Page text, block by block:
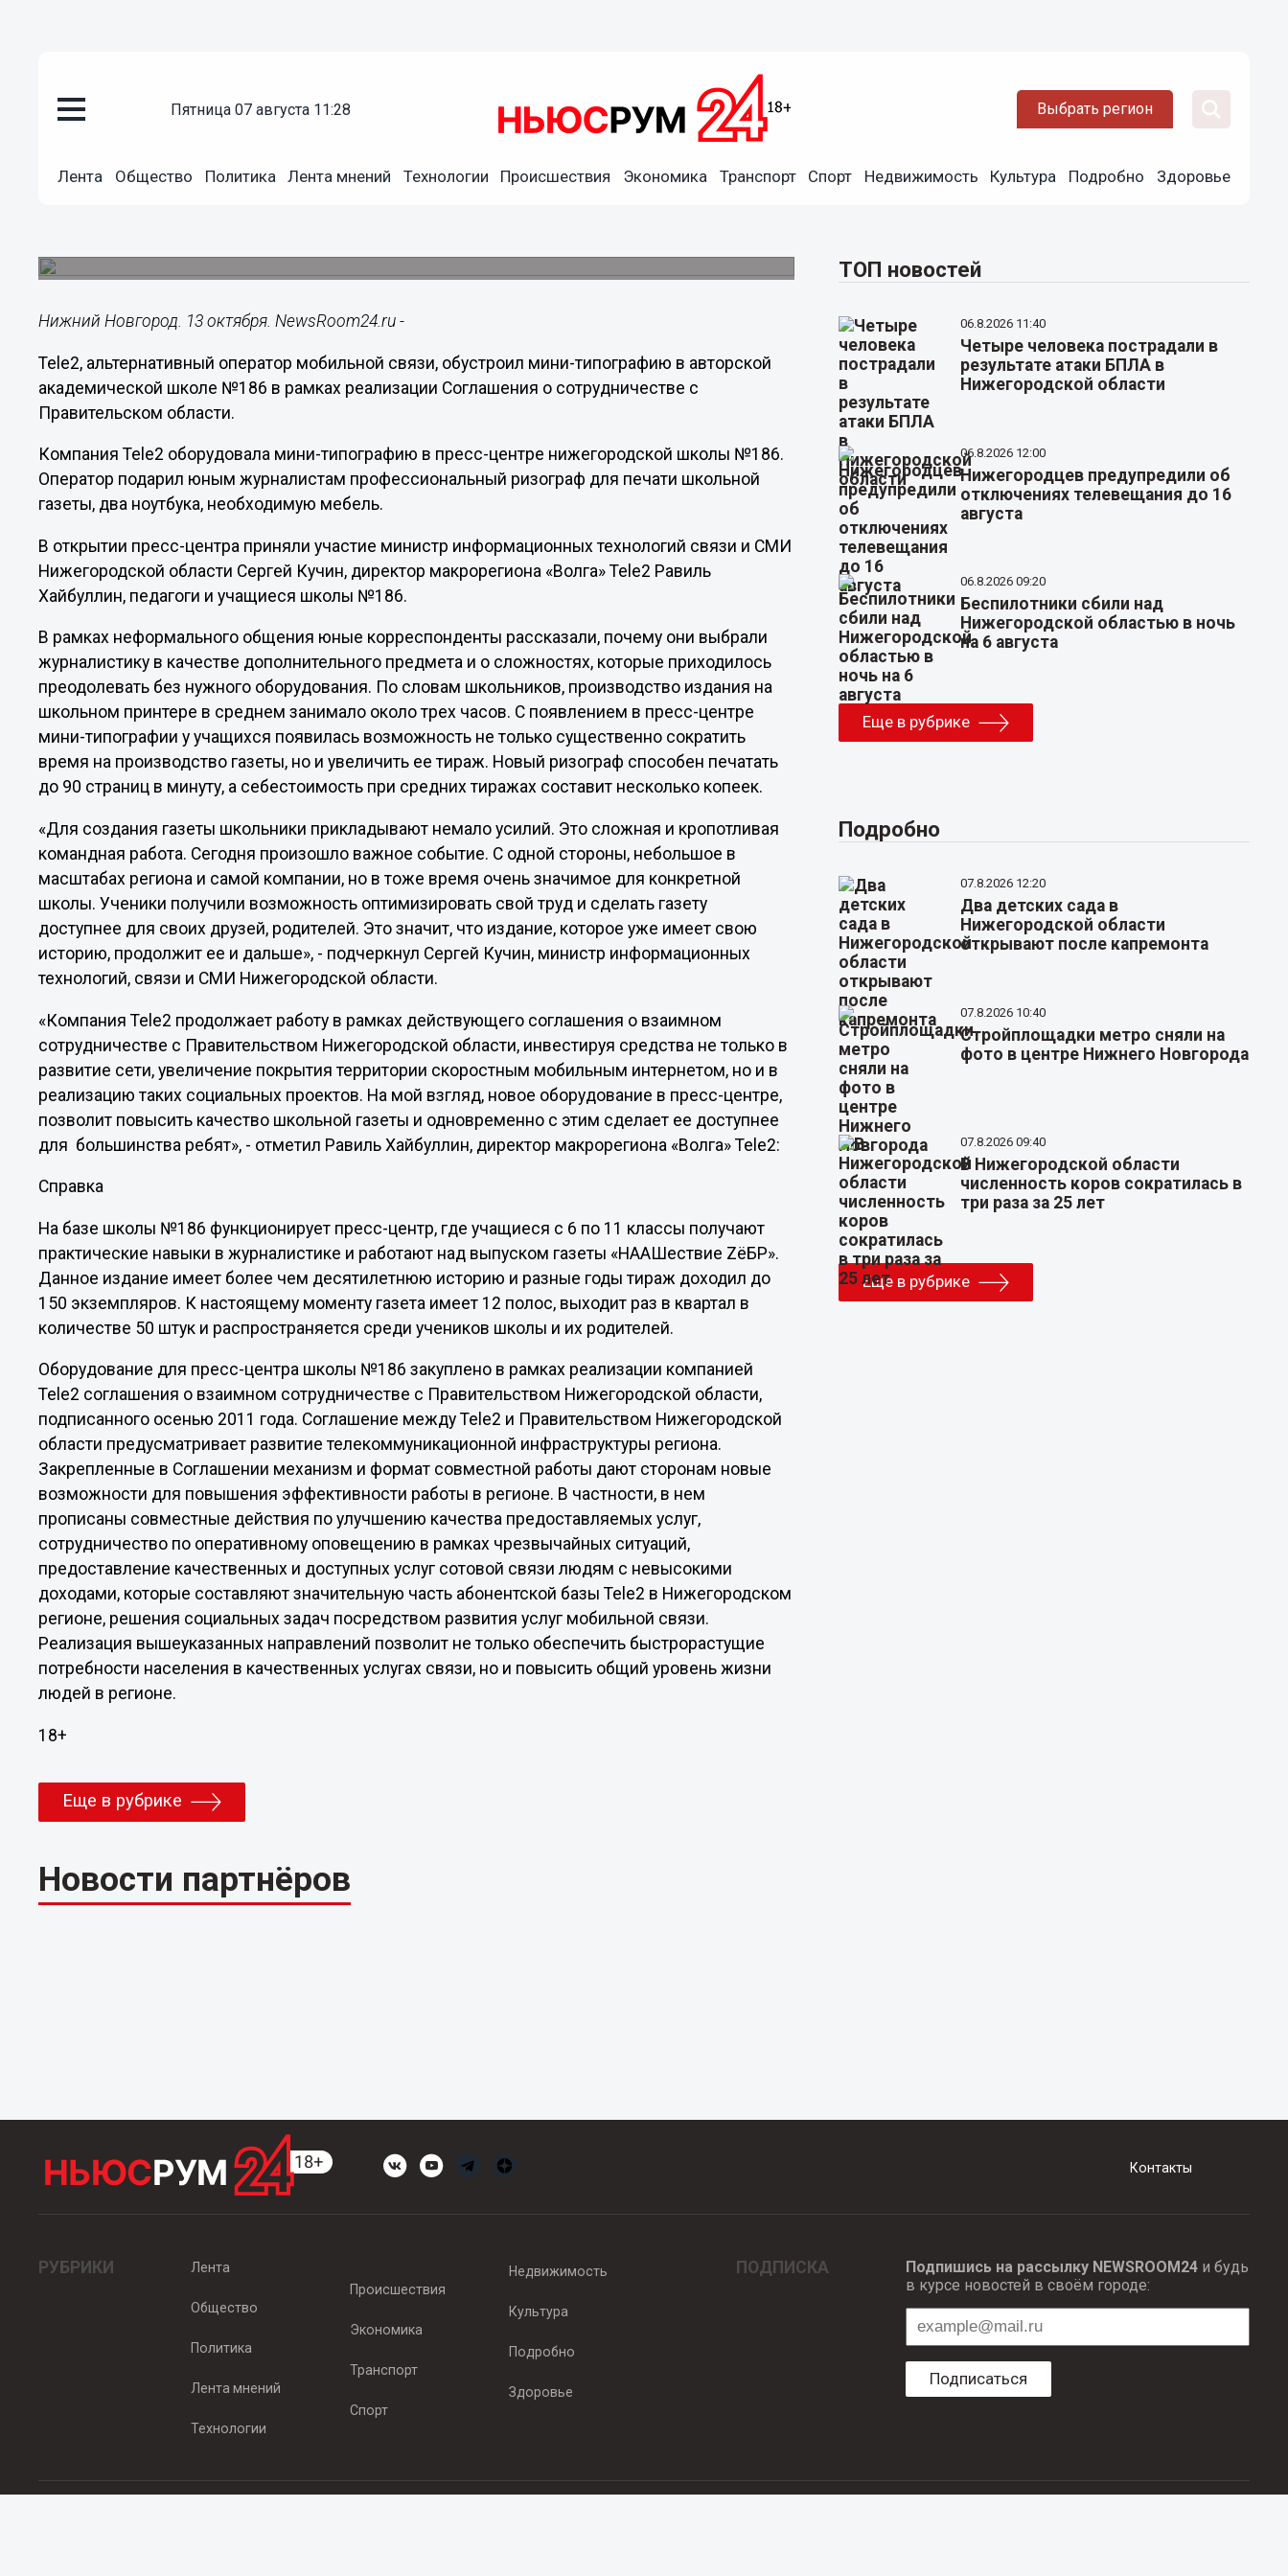
пятница 07 августа 11:28 Выбрать регион
Лента Общество Политика Лента мнений Технологии Происшествия Экономика Транспорт Спорт Недвижимость Культура Подробно Здоровье
Нижний Новгород. 13 октября. NewsRoom24.ru -
Tele2, альтернативный оператор мобильной связи, обустроил мини-типографию в авторской
академической школе №186 в рамках реализации Соглашения о сотрудничестве с
Правительском области.
Компания Tele2 оборудовала мини-типографию в пресс-центре нижегородской школы №186.
Оператор подарил юным журналистам профессиональный ризограф для печати школьной
газеты, два ноутбука, необходимую мебель.
В открытии пресс-центра приняли участие министр информационных технологий связи и СМИ
Нижегородской области Сергей Кучин, директор макрорегиона «Волга» Tele2 Равиль
Хайбуллин, педагоги и учащиеся школы №186.
В рамках неформального общения юные корреспонденты рассказали, почему они выбрали
журналистику в качестве дополнительного предмета и о сложностях, которые приходилось
преодолевать без нужного оборудования. По словам школьников, производство издания на
школьном принтере в среднем занимало около трех часов. С появлением в пресс-центре
мини-типографии у учащихся появилась возможность не только существенно сократить
время на производство газеты, но и увеличить ее тираж. Новый ризограф способен печатать
до 90 страниц в минуту, а себестоимость при средних тиражах составит несколько копеек.
«Для создания газеты школьники прикладывают немало усилий. Это сложная и кропотливая
командная работа. Сегодня произошло важное событие. С одной стороны, небольшое в
масштабах региона и самой компании, но в тоже время очень значимое для конкретной
школы. Ученики получили возможность оптимизировать свой труд и сделать газету
доступнее для своих друзей, родителей. Это значит, что издание, которое уже имеет свою
историю, продолжит ее и дальше», - подчеркнул Сергей Кучин, министр информационных
технологий, связи и СМИ Нижегородской области.
«Компания Tele2 продолжает работу в рамках действующего соглашения о взаимном
сотрудничестве с Правительством Нижегородской области, инвестируя средства не только в
развитие сети, увеличение покрытия территории скоростным мобильным интернетом, но и в
реализацию таких социальных проектов. На мой взгляд, новое оборудование в пресс-центре,
позволит повысить качество школьной газеты и одновременно с этим сделает ее доступнее
для большинства ребят», - отметил Равиль Хайбуллин, директор макрорегиона «Волга» Tele2:
Справка
На базе школы №186 функционирует пресс-центр, где учащиеся с 6 по 11 классы получают
практические навыки в журналистике и работают над выпуском газеты «НААШествие ZёБР».
Данное издание имеет более чем десятилетнюю историю и разные годы тираж доходил до
150 экземпляров. К настоящему моменту газета имеет 12 полос, выходит раз в квартал в
количестве 50 штук и распространяется среди учеников школы и их родителей.
Оборудование для пресс-центра школы №186 закуплено в рамках реализации компанией
Tele2 соглашения о взаимном сотрудничестве с Правительством Нижегородской области,
подписанного осенью 2011 года. Соглашение между Tele2 и Правительством Нижегородской
области предусматривает развитие телекоммуникационной инфраструктуры региона.
Закрепленные в Соглашении механизм и формат совместной работы дают сторонам новые
возможности для повышения эффективности работы в регионе. В частности, в нем
прописаны совместные действия по улучшению качества предоставляемых услуг,
сотрудничество по оперативному оповещению в рамках чрезвычайных ситуаций,
предоставление качественных и доступных услуг сотовой связи людям с невысокими
доходами, которые составляют значительную часть абонентской базы Tele2 в Нижегородском
регионе, решения социальных задач посредством развития услуг мобильной связи.
Реализация вышеуказанных направлений позволит не только обеспечить быстрорастущие
потребности населения в качественных услугах связи, но и повысить общий уровень жизни
людей в регионе.
18+
Еще в рубрике
Новости партнёров
ТОП новостей
06.8.2026 11:40
Четыре человека пострадали в
результате атаки БПЛА в
Нижегородской области
06.8.2026 12:00
Нижегородцев предупредили об
отключениях телевещания до 16
августа
06.8.2026 09:20
Беспилотники сбили над
Нижегородской областью в ночь
на 6 августа
Еще в рубрике
Подробно
07.8.2026 12:20
Два детских сада в
Нижегородской области
открывают после капремонта
07.8.2026 10:40
Стройплощадки метро сняли на
фото в центре Нижнего Новгорода
07.8.2026 09:40
В Нижегородской области
численность коров сократилась в
три раза за 25 лет
Еще в рубрике
Контакты
РУБРИКИ Лента
Общество
Политика
Лента мнений
Технологии
Происшествия
Экономика
Транспорт
Спорт
Недвижимость
Культура
Подробно
Здоровье
ПОДПИСКА Подпишись на рассылку NEWSROOM24и будь
в курсе новостей в своём городе:
Подписаться